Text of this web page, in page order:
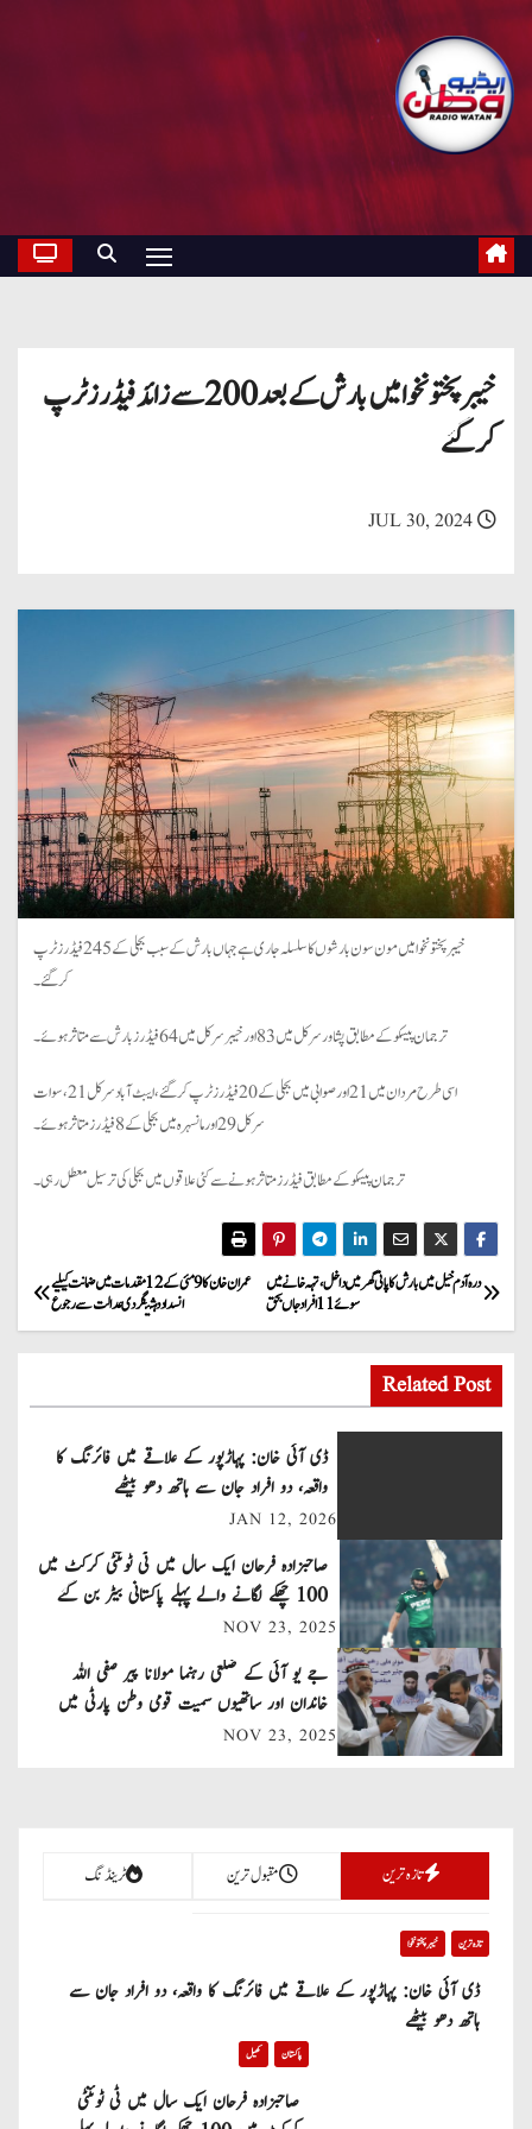
خیبرپختونخوا میں بارش کے بعد 200 سے زائد فیڈرز ٹرپ
کرگئے
JUL 30, 2024
خیبرپختونخوا میں مون سون بارشوں کا سلسلہ جاری ہے جہاں بارش کے سبب بجلی کے 245 فیڈرز ٹرپ
کرگئے۔
ترجمان پیسکو کے مطابق پشاور سرکل میں 83 اور خیبر سرکل میں 64 فیڈرزبارش سے متاثر ہوئے۔
اسی طرح مردان میں 21 اور صوابی میں بجلی کے 20 فیڈرز ٹرپ کرگئے، ایبٹ آباد سرکل 21، سوات
سرکل 29 اور مانسہرہ میں بجلی کے 8 فیڈرز متاثر ہوئے۔
ترجمان پیسکو کے مطابق فیڈرز متاثر ہونے سے کئی علاقوں میں بجلی کی ترسیل معطل رہی۔
P
o
s
t
a
v
i
g
a
o
n
عمران خان کا 9 مئی کے 12 مقدمات میں ضمانت کیلیے
انسداد دہشتگردی عدالت سے رجوع
درہ آدم خیل میں بارش کا پانی گھر میں داخل، تہہ خانے میں
سوئے 11 افراد جاں بحق
Related Post
ڈی آئی خان: پہاڑپور کے علاقے میں فائرنگ کا
واقعہ، دو افراد جان سے ہاتھ دھو بیٹھے
JAN 12, 2026
صاحبزادہ فرحان ایک سال میں ٹی ٹوئنٹی کرکٹ میں
100 چھکے لگانے والے پہلے پاکستانی بیٹر بن گئے
NOV 23, 2025
جے یو آئی کے ضلعی رہنما مولانا پیر صفی اللہ
خاندان اور ساتھیوں سمیت قومی وطن پارٹی میں
شامل
NOV 23, 2025
تازہ ترین مقبول ترین ٹرینڈنگ
تازہ ترین خیبر پختونخوا
ڈی آئی خان: پہاڑپور کے علاقے میں فائرنگ کا واقعہ، دو افراد جان سے
ہاتھ دھو بیٹھے
پاکستان کھیل
صاحبزادہ فرحان ایک سال میں ٹی ٹوئنٹی